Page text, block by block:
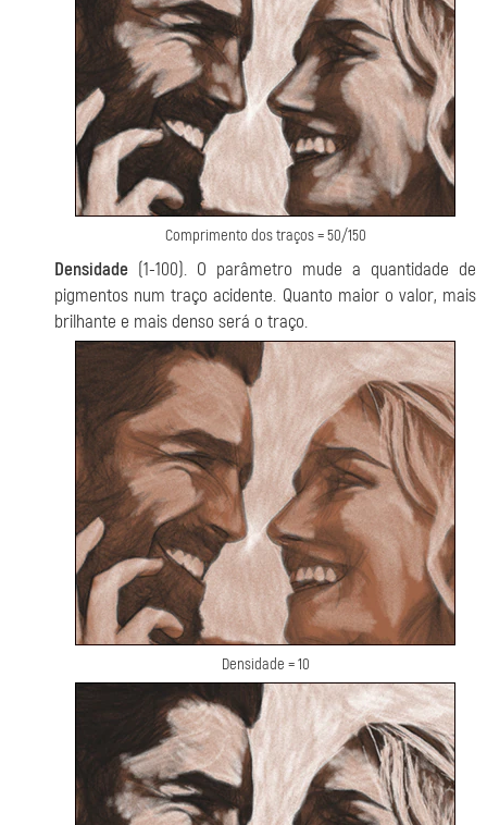
Comprimento dos traços = 50/150
Densidade (1-100). O parâmetro mude a quantidade de
pigmentos num traço acidente. Quanto maior o valor, mais
brilhante e mais denso será o traço.
Densidade = 10